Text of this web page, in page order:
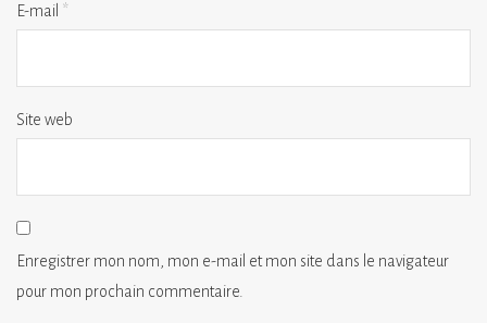
E-mail *
Site web
Enregistrer mon nom, mon e-mail et mon site dans le navigateur
pour mon prochain commentaire.